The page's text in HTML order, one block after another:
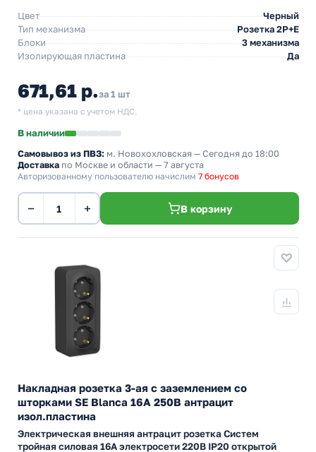
Цвет
Черный
Тип механизма
Розетка 2Р+Е
Блоки
3 механизма
Изолирующая пластина
Да
671,61 р.за 1 шт
* цена указана с учетом НДС.
В наличии
Самовывоз из ПВЗ: м. Новохохловская — Сегодня до 18:00
Доставка по Москве и области — 7 августа
Авторизованному пользователю начислим 7 бонусов
− + В корзину
Накладная розетка 3-ая с заземлением со
шторками SE Blanca 16А 250В антрацит
изол.пластина
Электрическая внешняя антрацит розетка Систем
тройная силовая 16А электросети 220В IP20 открытой